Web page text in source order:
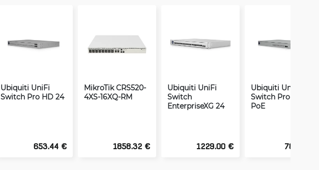
Ubiquiti UniFi
Switch Pro HD 24
653.44 €
MikroTik CRS520-
4XS-16XQ-RM
1858.32 €
Ubiquiti UniFi
Switch
EnterpriseXG 24
1229.00 €
Ubiquiti UniFi
Switch Pro XG 10
PoE
781.02 €